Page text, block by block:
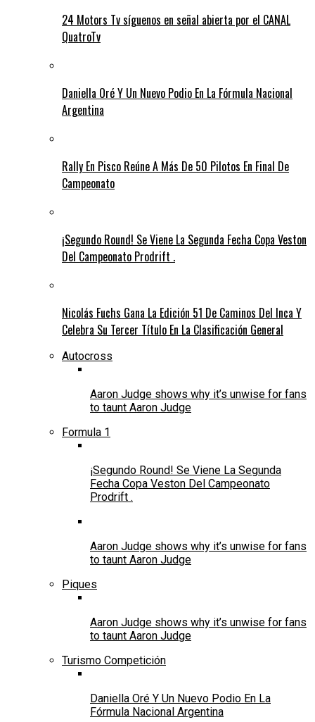
24 Motors Tv síguenos en señal abierta por el CANAL
QuatroTv
Daniella Oré Y Un Nuevo Podio En La Fórmula Nacional
Argentina
Rally En Pisco Reúne A Más De 50 Pilotos En Final De
Campeonato
¡Segundo Round! Se Viene La Segunda Fecha Copa Veston
Del Campeonato Prodrift .
Nicolás Fuchs Gana La Edición 51 De Caminos Del Inca Y
Celebra Su Tercer Título En La Clasificación General
Autocross
Aaron Judge shows why it’s unwise for fans
to taunt Aaron Judge
Formula 1
¡Segundo Round! Se Viene La Segunda
Fecha Copa Veston Del Campeonato
Prodrift .
Aaron Judge shows why it’s unwise for fans
to taunt Aaron Judge
Piques
Aaron Judge shows why it’s unwise for fans
to taunt Aaron Judge
Turismo Competición
Daniella Oré Y Un Nuevo Podio En La
Fórmula Nacional Argentina